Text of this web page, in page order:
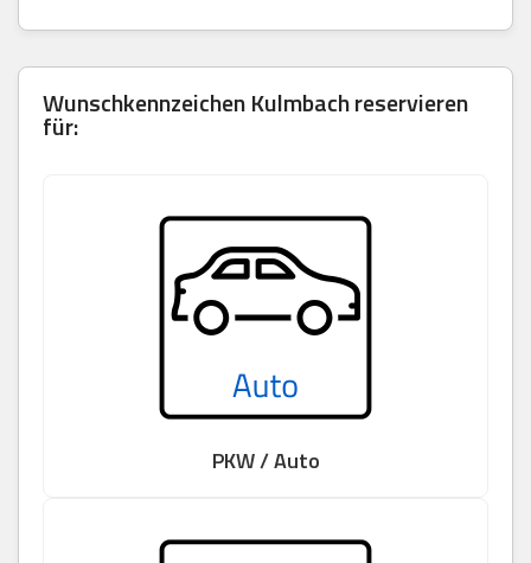
Wunschkennzeichen Kulmbach reservieren
für:
PKW / Auto